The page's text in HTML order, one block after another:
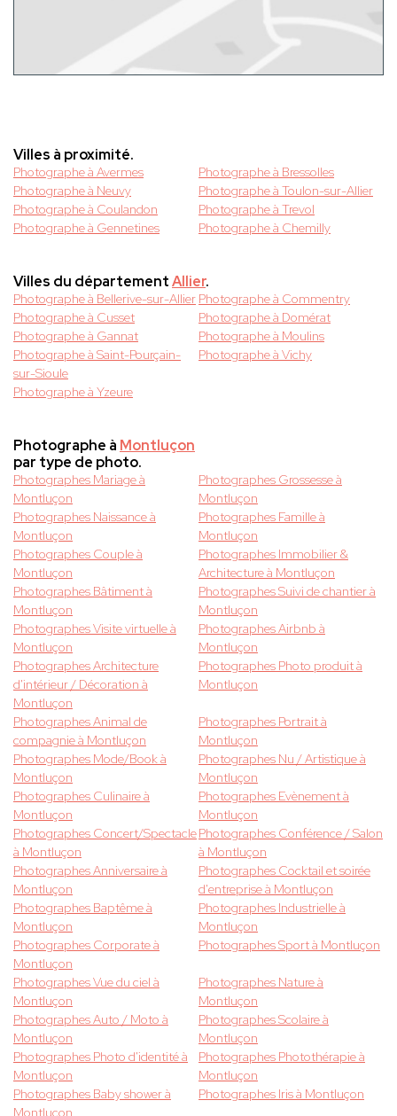
Villes à proximité.
Photographe à Avermes
Photographe à Bressolles
Photographe à Neuvy
Photographe à Toulon-sur-Allier
Photographe à Coulandon
Photographe à Trevol
Photographe à Gennetines
Photographe à Chemilly
Villes du départementAllier.
Photographe à Bellerive-sur-Allier Photographe à Commentry
Photographe à Cusset
Photographe à Domérat
Photographe à Gannat
Photographe à Moulins
Photographe à Saint-Pourçain-
sur-Sioule
Photographe à Vichy
Photographe à Yzeure
Photographe à Montluçon
par type de photo.
Photographes Mariage à
Montluçon
Photographes Grossesse à
Montluçon
Photographes Naissance à
Montluçon
Photographes Famille à
Montluçon
Photographes Couple à
Montluçon
Photographes Immobilier &
Architecture à Montluçon
Photographes Bâtiment à
Montluçon
Photographes Suivi de chantier à
Montluçon
Photographes Visite virtuelle à
Montluçon
Photographes Airbnb à
Montluçon
Photographes Architecture
d'intérieur / Décoration à
Montluçon
Photographes Photo produit à
Montluçon
Photographes Animal de
compagnie à Montluçon
Photographes Portrait à
Montluçon
Photographes Mode/Book à
Montluçon
Photographes Nu / Artistique à
Montluçon
Photographes Culinaire à
Montluçon
Photographes Evènement à
Montluçon
Photographes Concert/Spectacle
à Montluçon
Photographes Conférence / Salon
à Montluçon
Photographes Anniversaire à
Montluçon
Photographes Cocktail et soirée
d'entreprise à Montluçon
Photographes Baptême à
Montluçon
Photographes Industrielle à
Montluçon
Photographes Corporate à
Montluçon
Photographes Sport à Montluçon
Photographes Vue du ciel à
Montluçon
Photographes Nature à
Montluçon
Photographes Auto / Moto à
Montluçon
Photographes Scolaire à
Montluçon
Photographes Photo d'identité à
Montluçon
Photographes Photothérapie à
Montluçon
Photographes Baby shower à
Montluçon
Photographes Iris à Montluçon